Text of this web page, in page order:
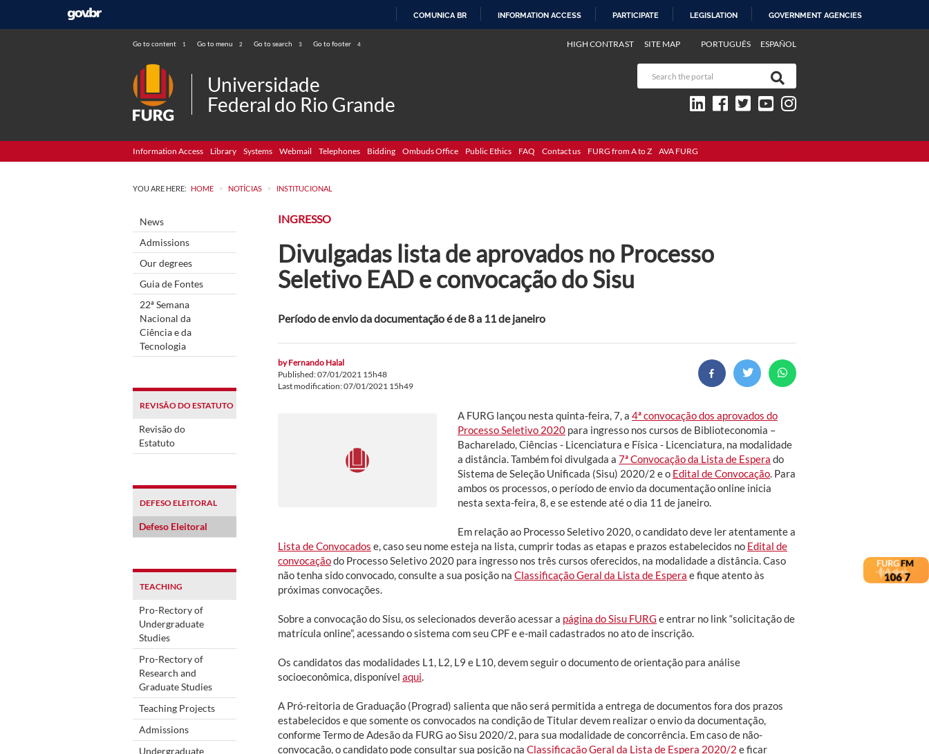
COMUNICA BR INFORMATION ACCESS PARTICIPATE LEGISLATION GOVERNMENT AGENCIES
Go to content 1 Go to menu 2 Go to search 3 Go to footer 4 PORTUGUÊS ESPAÑOL
HIGH CONTRAST SITE MAP
Universidade
Federal do Rio Grande
Information Access Library Systems Webmail Telephones Bidding Ombuds Office Public Ethics FAQ Contact us FURG from A to Z AVA FURG
YOU ARE HERE: HOME > NOTÍCIAS > INSTITUCIONAL
News
Admissions
Our degrees
Guia de Fontes
22ª Semana
Nacional da
Ciência e da
Tecnologia
REVISÃO DO ESTATUTO
Revisão do
Estatuto
DEFESO ELEITORAL
Defeso Eleitoral
TEACHING
Pro-Rectory of
Undergraduate
Studies
Pro-Rectory of
Research and
Graduate Studies
Teaching Projects
Admissions
Undergraduate
INGRESSO
Divulgadas lista de aprovados no Processo
Seletivo EAD e convocação do Sisu
Período de envio da documentação é de 8 a 11 de janeiro
byFernando Halal
Published: 07/01/2021 15h48
Last modification: 07/01/2021 15h49
A FURG lançou nesta quinta-feira, 7, a 4ª convocação dos aprovados do
Processo Seletivo 2020 para ingresso nos cursos de Biblioteconomia –
Bacharelado, Ciências - Licenciatura e Física - Licenciatura, na modalidade
a distância. Também foi divulgada a 7ª Convocação da Lista de Espera do
Sistema de Seleção Unificada (Sisu) 2020/2 e o Edital de Convocação . Para
ambos os processos, o período de envio da documentação online inicia
nesta sexta-feira, 8, e se estende até o dia 11 de janeiro.
Em relação ao Processo Seletivo 2020, o candidato deve ler atentamente a
Lista de Convocados e, caso seu nome esteja na lista, cumprir todas as etapas e prazos estabelecidos no Edital de
convocaçãodo Processo Seletivo 2020 para ingresso nos três cursos oferecidos, na modalidade a distância. Caso
não tenha sido convocado, consulte a sua posição na Classificação Geral da Lista de Espera e fique atento às
próximas convocações.
Sobre a convocação do Sisu, os selecionados deverão acessar a página do Sisu FURG e entrar no link “solicitação de
matrícula online”, acessando o sistema com seu CPF e e-mail cadastrados no ato de inscrição.
Os candidatos das modalidades L1, L2, L9 e L10, devem seguir o documento de orientação para análise
socioeconômica, disponível aqui
A Pró-reitoria de Graduação (Prograd) salienta que não será permitida a entrega de documentos fora dos prazos
estabelecidos e que somente os convocados na condição de Titular devem realizar o envio da documentação,
conforme Termo de Adesão da FURG ao Sisu 2020/2, para sua modalidade de concorrência. Em caso de não-
convocação, o candidato pode consultar sua posição na Classificação Geral da Lista de Espera 2020/2 e ficar